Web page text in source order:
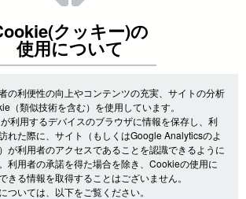
クッキー)の
使用について
の利便性の向上やコンテンツの充実、サイトの分析
（類似技術を含む）を使用しています。
利用するデバイスのブラウザに情報を保存し、利
れた際に、サイト（もしくはGoogle Analyticsのよ
が利用者のアクセスであることを認識できるように
利用者の承諾を得た場合を除き、Cookieの使用に
きる情報を取得することはございません。
ついては、以下をご覧ください。